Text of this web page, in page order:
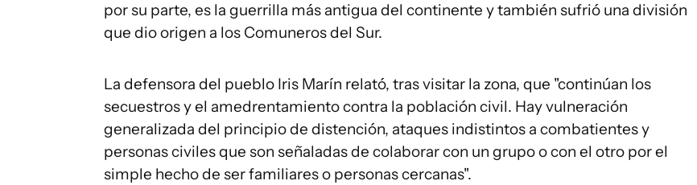
por su parte, es la guerrilla más antigua del continente y también sufrió una división
que dio origen a los Comuneros del Sur.
La defensora del pueblo Iris Marín relató, tras visitar la zona, que "continúan los
secuestros y el amedrentamiento contra la población civil. Hay vulneración
generalizada del principio de distención, ataques indistintos a combatientes y
personas civiles que son señaladas de colaborar con un grupo o con el otro por el
simple hecho de ser familiares o personas cercanas".